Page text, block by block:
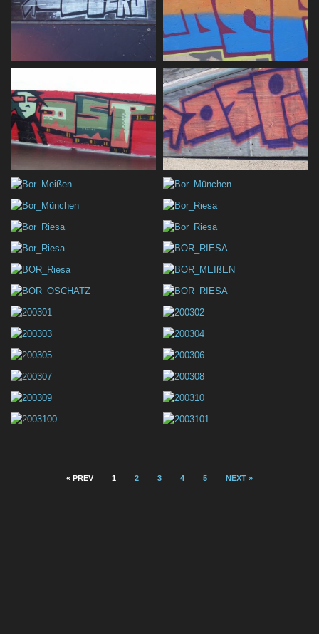
« PREV 1 2 3 4 5 NEXT »